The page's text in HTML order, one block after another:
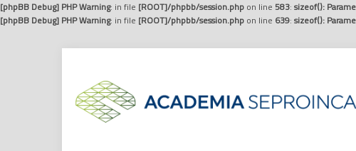
[phpBB Debug] PHP Warning: in file [ROOT]/phpbb/session.php on line 583: sizeof():
[phpBB Debug] PHP Warning: in file [ROOT]/phpbb/session.php on line 639: sizeof():